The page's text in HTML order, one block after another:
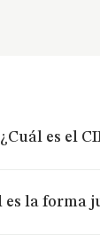
¿Cuál es el
es la forma